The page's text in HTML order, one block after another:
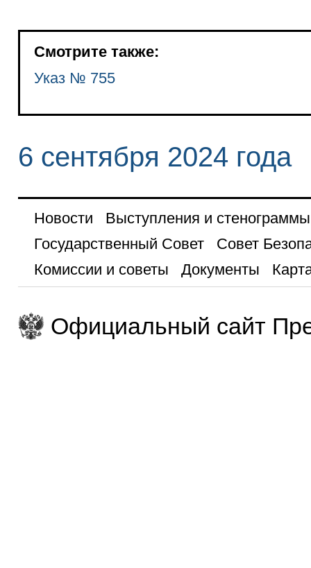
Смотрите также:
Указ № 755
6 сентября 2024 года
Новости
Выступления и стенограммы
Государственный Совет
Совет
Комиссии и советы
Документы
Официальный сайт